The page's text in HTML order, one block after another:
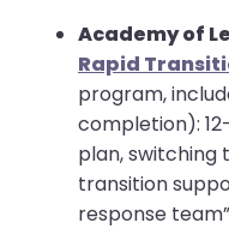
Academy of
Rapid
program,
completion):
plan, switching
transition
response team”